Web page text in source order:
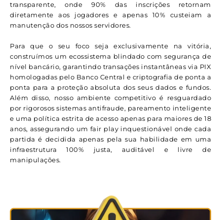
transparente, onde 90% das inscrições retornam
diretamente aos jogadores e apenas 10% custeiam a
manutenção dos nossos servidores.
Para que o seu foco seja exclusivamente na vitória,
construímos um ecossistema blindado com segurança de
nível bancário, garantindo transações instantâneas via PIX
homologadas pelo Banco Central e criptografia de ponta a
ponta para a proteção absoluta dos seus dados e fundos.
Além disso, nosso ambiente competitivo é resguardado
por rigorosos sistemas antifraude, pareamento inteligente
e uma política estrita de acesso apenas para maiores de 18
anos, assegurando um fair play inquestionável onde cada
partida é decidida apenas pela sua habilidade em uma
infraestrutura 100% justa, auditável e livre de
manipulações.